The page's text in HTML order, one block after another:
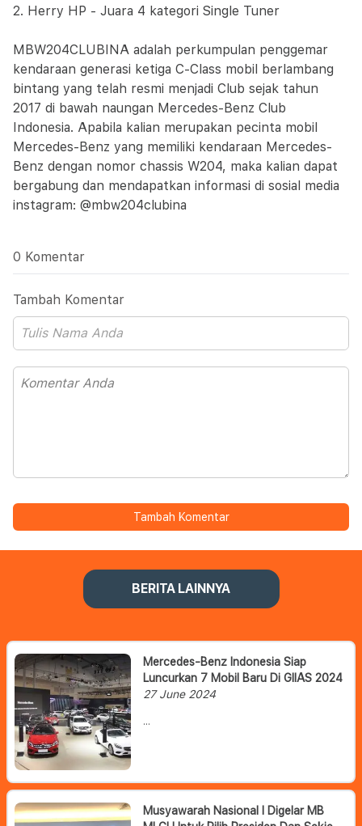
2. Herry HP - Juara 4 kategori Single Tuner
MBW204CLUBINA adalah perkumpulan penggemar
kendaraan generasi ketiga C-Class mobil berlambang
bintang yang telah resmi menjadi Club sejak tahun
2017 di bawah naungan Mercedes-Benz Club
Indonesia. Apabila kalian merupakan pecinta mobil
Mercedes-Benz yang memiliki kendaraan Mercedes-
Benz dengan nomor chassis W204, maka kalian dapat
bergabung dan mendapatkan informasi di sosial media
instagram: @mbw204clubina
0 Komentar
Tambah Komentar
Tambah Komentar
BERITA LAINNYA
Mercedes-Benz Indonesia Siap
Luncurkan 7 Mobil Baru Di GIIAS 2024
27 June 2024
model mobil baru di ajang Gaikindo
Indonesia International Auto Show
(GIIAS) 2024.
Musyawarah Nasional I Digelar MB